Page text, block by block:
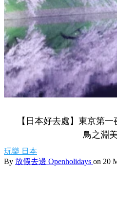
【日本好去處】東京第
鳥之淵
玩樂 日本
By 放假去邊 Openholidays on 20